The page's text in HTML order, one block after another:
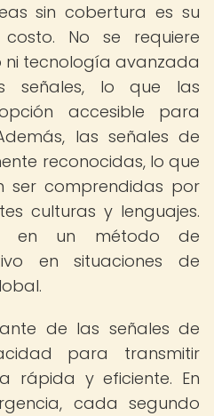
sin cobertura es su
No se requiere
ni tecnología avanzada
señales, lo que las
accesible para
las señales de
reconocidas, lo que
ser comprendidas por
culturas y lenguajes.
en un método de
en situaciones de
de las señales de
para transmitir
rápida y eficiente. En
cada segundo